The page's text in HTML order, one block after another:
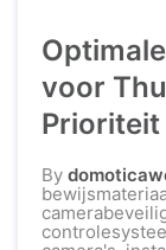
voor
Prioriteit
By